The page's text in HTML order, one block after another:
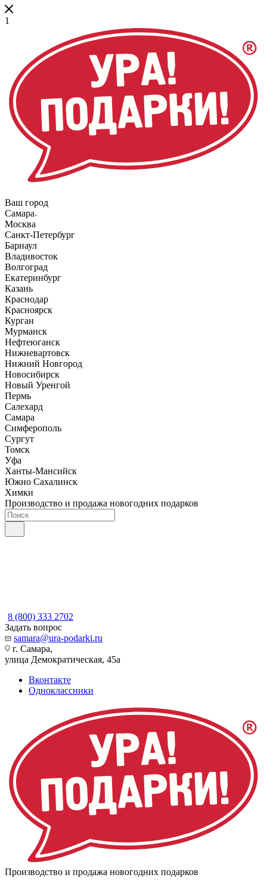
1
Ваш город
Самара
Москва
Санкт-Петербург
Барнаул
Владивосток
Волгоград
Екатеринбург
Казань
Краснодар
Красноярск
Курган
Мурманск
Нефтеюганск
Нижневартовск
Нижний Новгород
Новосибирск
Новый Уренгой
Пермь
Салехард
Самара
Симферополь
Сургут
Томск
Уфа
Ханты-Мансийск
Южно Сахалинск
Химки
Производство и продажа новогодних подарков
8 (800) 333 2702
Задать вопрос
samara@ura-podarki.ru
г. Самара,
улица Демократическая, 45а
Вконтакте
Одноклассники
Производство и продажа новогодних подарков